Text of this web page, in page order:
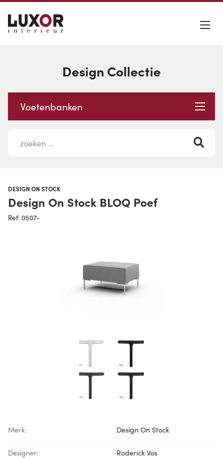
Design Collectie
Voetenbanken
DESIGN ON STOCK
Design On Stock BLOQ Poef
Ref: 0507-
Merk: Design On Stock
Designer: Roderick Vos